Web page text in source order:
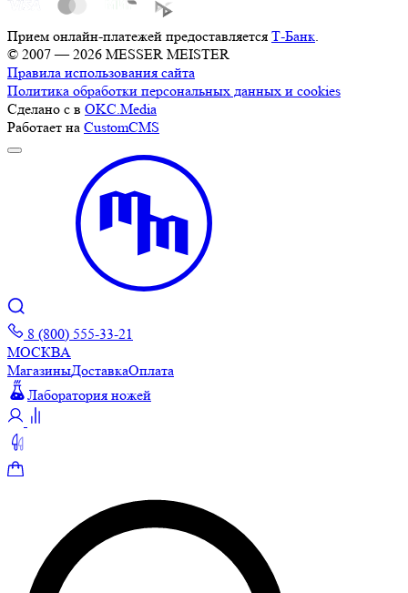
Прием онлайн-платежей предоставляется Т-Банк
© 2007 — 2026 MESSER MEISTER
Правила использования сайта
Политика обработки персональных данных и cookies
Сделано с в OKC.Media
Работает на CustomCMS
8 (800) 555-33-21
МОСКВА
МагазиныДоставкаОплата
Лаборатория ножей